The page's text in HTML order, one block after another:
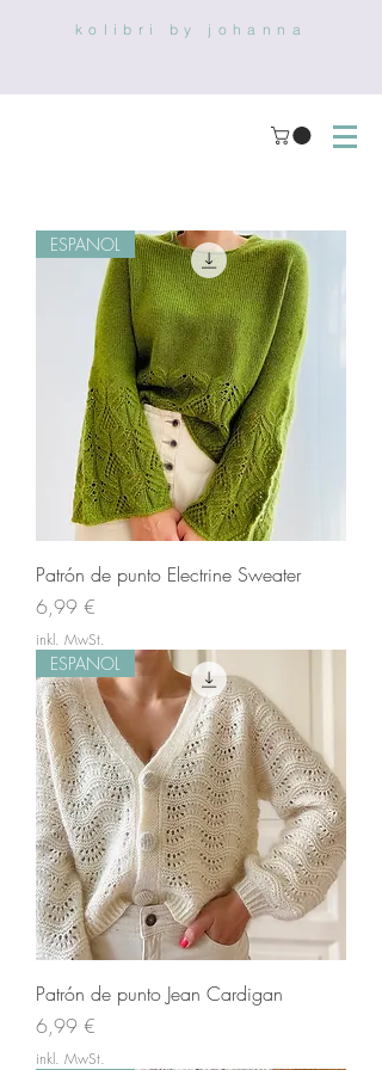
kolibri by johanna
ESPANOL
Patrón de punto Electrine Sweater
Preis
6,99 €
inkl. MwSt.
ESPANOL
Patrón de punto Jean Cardigan
Preis
6,99 €
inkl. MwSt.